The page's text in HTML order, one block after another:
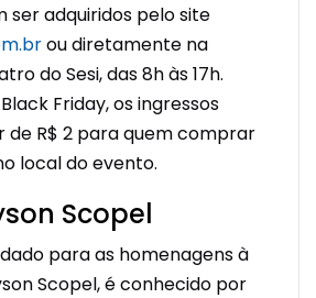
ser adquiridos pelo site
ou diretamente na
do Sesi, das 8h às 17h.
Friday, os ingressos
de R$ 2 para quem comprar
local do evento.
Scopel
para as homenagens à
Scopel, é conhecido por